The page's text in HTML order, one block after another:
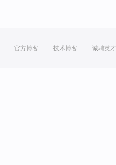
官方博客 技术博客 诚聘英才